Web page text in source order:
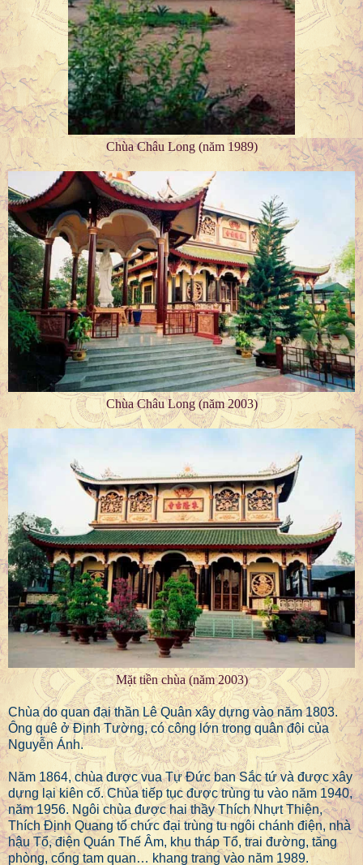
Chùa Châu Long (năm 1989)
Chùa Châu Long (năm 2003)
Mặt tiền chùa (năm 2003)
Chùa do quan đại thần Lê Quân xây dựng vào năm 1803.
Ông quê ở Định Tường, có công lớn trong quân đội của
Nguyễn Ánh.
Năm 1864, chùa được vua Tự Đức ban Sắc tứ và được xây
dựng lại kiên cố. Chùa tiếp tục được trùng tu vào năm 1940,
năm 1956. Ngôi chùa được hai thầy Thích Nhựt Thiện,
Thích Định Quang tổ chức đại trùng tu ngôi chánh điện, nhà
hậu Tổ, điện Quán Thế Âm, khu tháp Tổ, trai đường, tăng
phòng, cổng tam quan… khang trang vào năm 1989.